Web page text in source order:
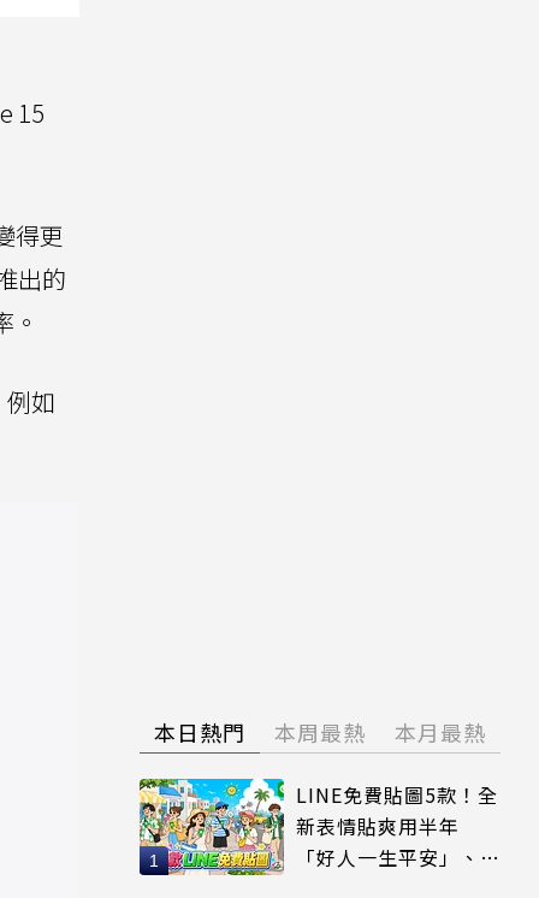
15
得更
出的
。
如
本日熱門 本周最熱 本月最熱
LINE免費貼圖5款！全
新表情貼爽用半年
「好人一生平安」、